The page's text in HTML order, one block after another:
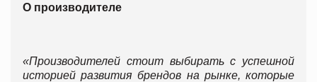
О производителе
«Производителей стоит выбирать с успешной
историей развития брендов на рынке, которые